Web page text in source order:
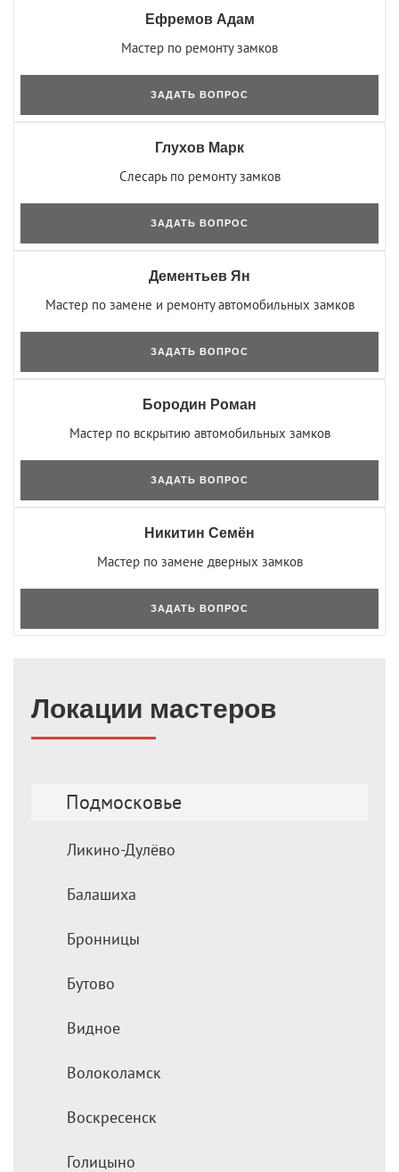
Ефремов Адам
Мастер по ремонту замков
ЗАДАТЬ ВОПРОС
Глухов Марк
Слесарь по ремонту замков
ЗАДАТЬ ВОПРОС
Дементьев Ян
Мастер по замене и ремонту автомобильных замков
ЗАДАТЬ ВОПРОС
Бородин Роман
Мастер по вскрытию автомобильных замков
ЗАДАТЬ ВОПРОС
Никитин Семён
Мастер по замене дверных замков
ЗАДАТЬ ВОПРОС
Локации мастеров
Подмосковье
Ликино-Дулёво
Балашиха
Бронницы
Бутово
Видное
Волоколамск
Воскресенск
Голицыно